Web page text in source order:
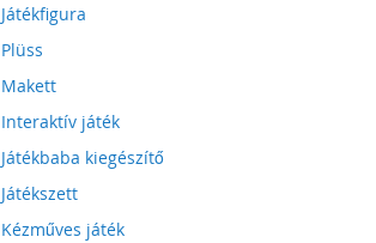
Játékfigura
Plüss
Makett
Interaktív játék
Játékbaba kiegészítő
Játékszett
Kézműves játék